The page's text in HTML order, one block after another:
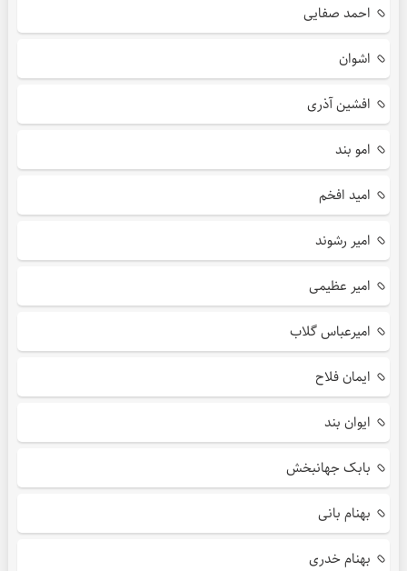
احمد صفایی
اشوان
افشین آذری
امو بند
امید افخم
امیر رشوند
امیر عظیمی
امیرعباس گلاب
ایمان فلاح
ایوان بند
بابک جهانبخش
بهنام بانی
بهنام خدری